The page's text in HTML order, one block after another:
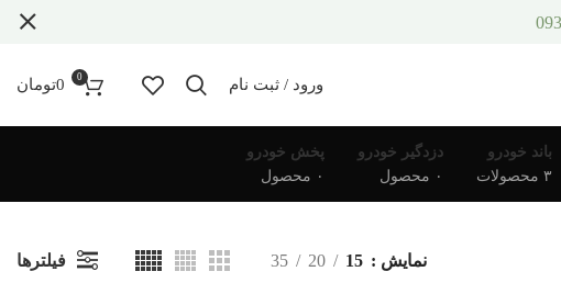
ورود / ثبت نام 0
0تومان
باند خودرو
۳ محصولات
دزدگیر خودرو
۰ محصول
پخش خودرو
۰ محصول
نمایش 15
20
35 فیلترها